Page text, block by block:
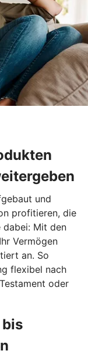
und
profitieren, die
dabei: Mit den
Vermögen
an. So
flexibel nach
oder